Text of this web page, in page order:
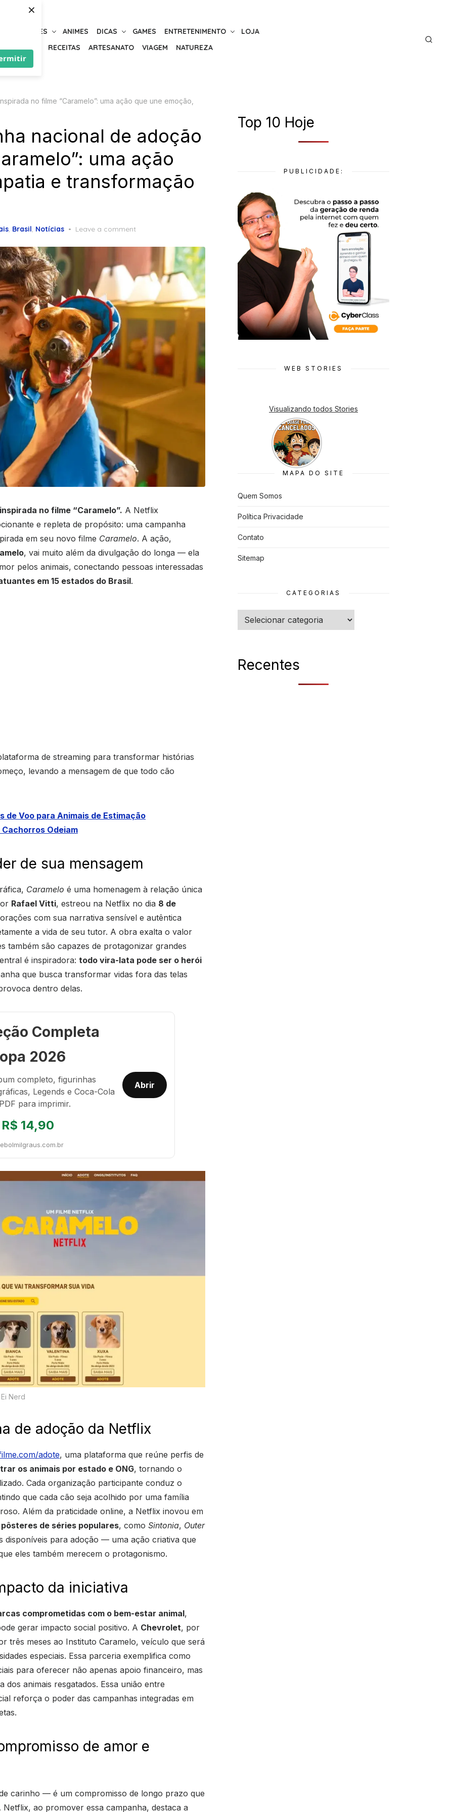
×
ANIMES DICAS GAMES ENTRETENIMENTO
LOJA
BELEZA
RECEITAS ARTESANATO VIAGEM NATUREZA
no filme “Caramelo”: uma ação que une emoção,
nacional de adoção
uma ação
e transformação
, Brasil, Notícias Leave a comment
no filme “Caramelo”. A Netflix
e repleta de propósito: uma campanha
em seu novo filme Caramelo. A ação,
, vai muito além da divulgação do longa — ela
pelos animais, conectando pessoas interessadas
em 15 estados do Brasil.
de streaming para transformar histórias
levando a mensagem de que todo cão
de Voo para Animais de Estimação
Cachorros Odeiam
de sua mensagem
Caramelo é uma homenagem à relação única
Rafael Vitti, estreou na Netflix no dia 8 de
com sua narrativa sensível e autêntica
a vida de seu tutor. A obra exalta o valor
também são capazes de protagonizar grandes
é inspiradora: todo vira-lata pode ser o herói
que busca transformar vidas fora das telas
dentro delas.
Completa
2026
completo, figurinhas
Legends e Coca-Cola
para imprimir.
R$ 14,90
Abrir
Ei Nerd
de adoção da Netflix
adote, uma plataforma que reúne perfis de
os animais por estado e ONG, tornando o
Cada organização participante conduz o
que cada cão seja acolhido por uma família
Além da praticidade online, a Netflix inovou em
de séries populares, como Sintonia, Outer
disponíveis para adoção — uma ação criativa que
eles também merecem o protagonismo.
da iniciativa
comprometidas com o bem-estar animal,
gerar impacto social positivo. A Chevrolet, por
três meses ao Instituto Caramelo, veículo que será
especiais. Essa parceria exemplifica como
para oferecer não apenas apoio financeiro, mas
animais resgatados. Essa união entre
reforça o poder das campanhas integradas em
de amor e
carinho — é um compromisso de longo prazo que
ao promover essa campanha, destaca a
Top 10 Hoje
PUBLICIDADE:
WEB STORIES
Visualizando todos Stories
7 Animes
que quase
Foram
Cancelado
s
MAPA DO SITE
Quem Somos
Política Privacidade
Contato
Sitemap
CATEGORIAS
Categorias
Recentes